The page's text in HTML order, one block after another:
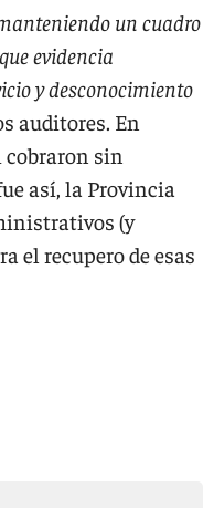
un cuadro
evidencia
y desconocimiento
auditores. En
cobraron sin
así, la Provincia
(y
el recupero de esas